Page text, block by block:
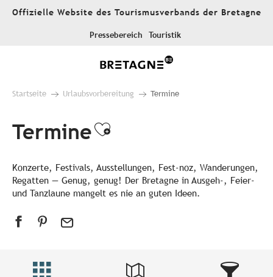
AllerOffizielle Website des Tourismusverbands der Bretagne
Pressebereich Touristik
Startseite Urlaubsvorbereitung Termine
TermineAjouter aux
Konzerte, Festivals, Ausstellungen, Fest-noz, Wanderungen,
Regatten — Genug, genug! Der Bretagne in Ausgeh-, Feier-
und Tanzlaune mangelt es nie an guten Ideen.